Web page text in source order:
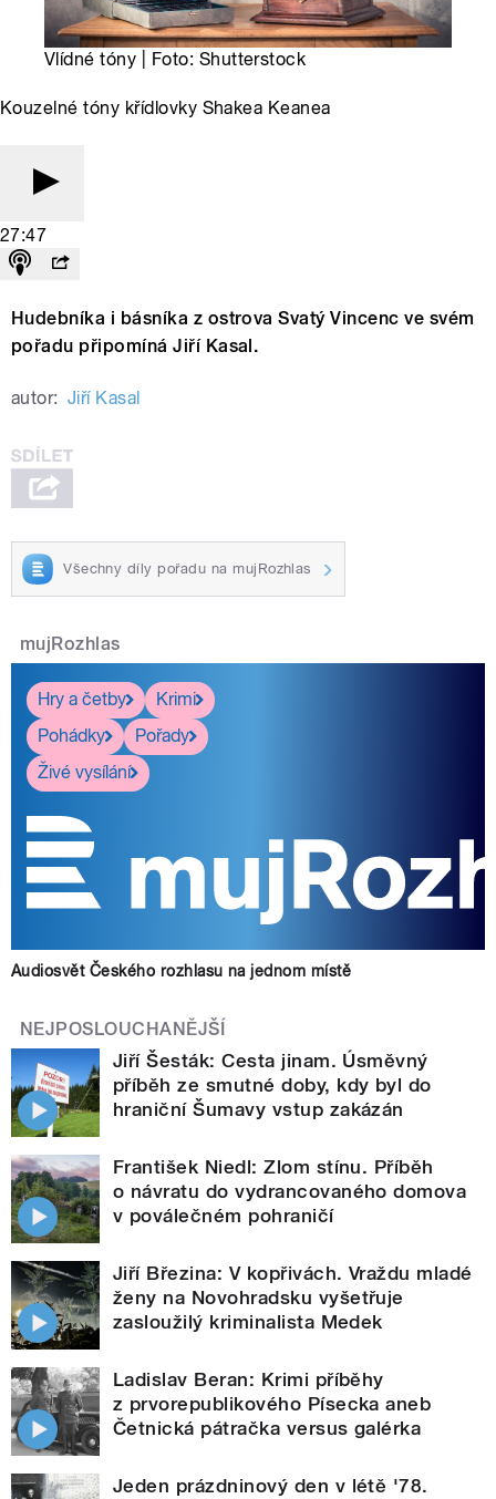
Vlídné tóny | Foto: Shutterstock
Kouzelné tóny křídlovky Shakea Keanea
27:47
Hudebníka i básníka z ostrova Svatý Vincenc ve svém
pořadu připomíná Jiří Kasal.
autor: Jiří Kasal
Všechny díly pořadu na mujRozhlas
mujRozhlas
Hry a četby
Krimi
Pohádky
Pořady
Živé vysílání
Audiosvět Českého rozhlasu na jednom místě
NEJPOSLOUCHANĚJŠÍ
Jiří Šesták: Cesta jinam. Úsměvný
příběh ze smutné doby, kdy byl do
hraniční Šumavy vstup zakázán
František Niedl: Zlom stínu. Příběh
o návratu do vydrancovaného domova
v poválečném pohraničí
Jiří Březina: V kopřivách. Vraždu mladé
ženy na Novohradsku vyšetřuje
zasloužilý kriminalista Medek
Ladislav Beran: Krimi příběhy
z prvorepublikového Písecka aneb
Četnická pátračka versus galérka
Jeden prázdninový den v létě '78.